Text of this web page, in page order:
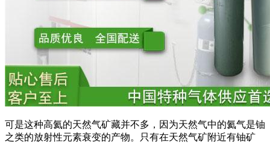
可是这种高氦的天然气矿藏并不多，因为天然气中的氦气是铀
之类的放射性元素衰变的产物。只有在天然气矿附近有铀矿